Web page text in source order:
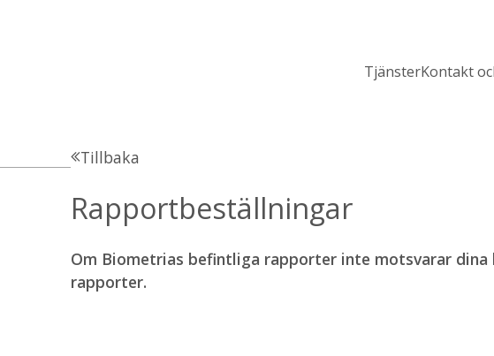
TjänsterKontakt
Tillbaka
Rapportbeställningar
Om Biometrias befintliga rapporter inte motsvarar
rapporter.